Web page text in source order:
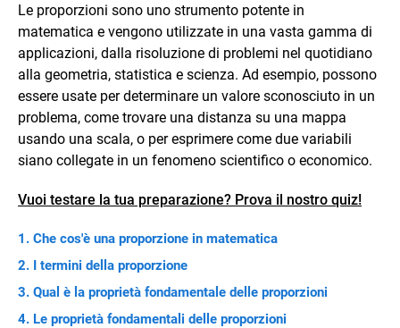
Le proporzioni sono uno strumento potente in
matematica e vengono utilizzate in una vasta gamma di
applicazioni, dalla risoluzione di problemi nel quotidiano
alla geometria, statistica e scienza. Ad esempio, possono
essere usate per determinare un valore sconosciuto in un
problema, come trovare una distanza su una mappa
usando una scala, o per esprimere come due variabili
siano collegate in un fenomeno scientifico o economico.
Vuoi testare la tua preparazione? Prova il nostro quiz!
Che cos'è una proporzione in matematica
I termini della proporzione
Qual è la proprietà fondamentale delle proporzioni
Le proprietà fondamentali delle proporzioni